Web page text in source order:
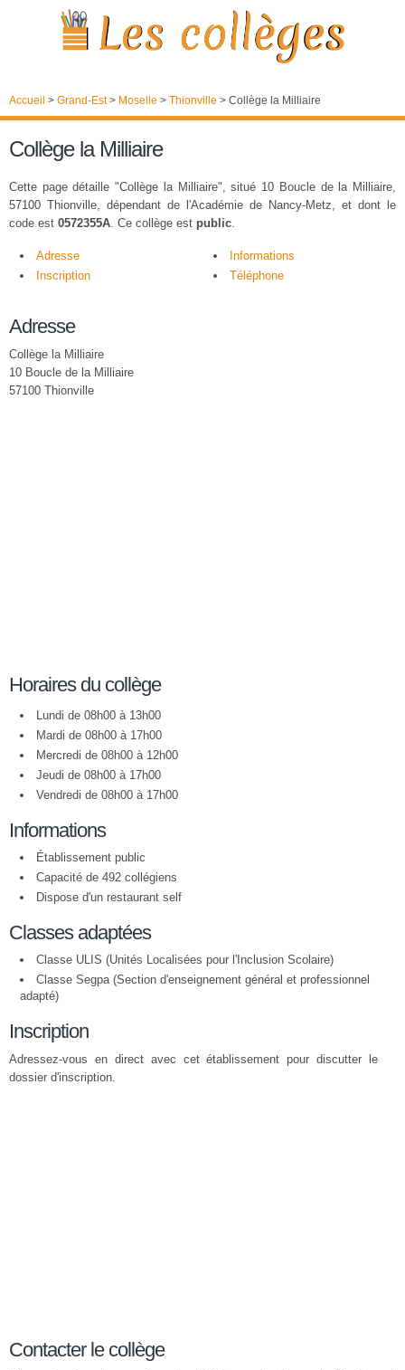
Accueil > Grand-Est> Moselle > Thionville > Collège la Milliaire
Collège la Milliaire
Cette page détaille "Collège la Milliaire", situé 10 Boucle de la Milliaire,
57100 Thionville, dépendant de l'Académie de Nancy-Metz, et dont le
code est 0572355A. Ce collège est public.
Adresse
Informations
Inscription
Téléphone
Adresse
Collège la Milliaire
10 Boucle de la Milliaire
57100 Thionville
Horaires du collège
Lundi de 08h00 à 13h00
Mardi de 08h00 à 17h00
Mercredi de 08h00 à 12h00
Jeudi de 08h00 à 17h00
Vendredi de 08h00 à 17h00
Informations
Établissement public
Capacité de 492 collégiens
Dispose d'un restaurant self
Classes adaptées
Classe ULIS (Unités Localisées pour l'Inclusion Scolaire)
Classe Segpa (Section d'enseignement général et professionnel
adapté)
Inscription
Adressez-vous en direct avec cet établissement pour discutter le
dossier d'inscription.
Contacter le collège